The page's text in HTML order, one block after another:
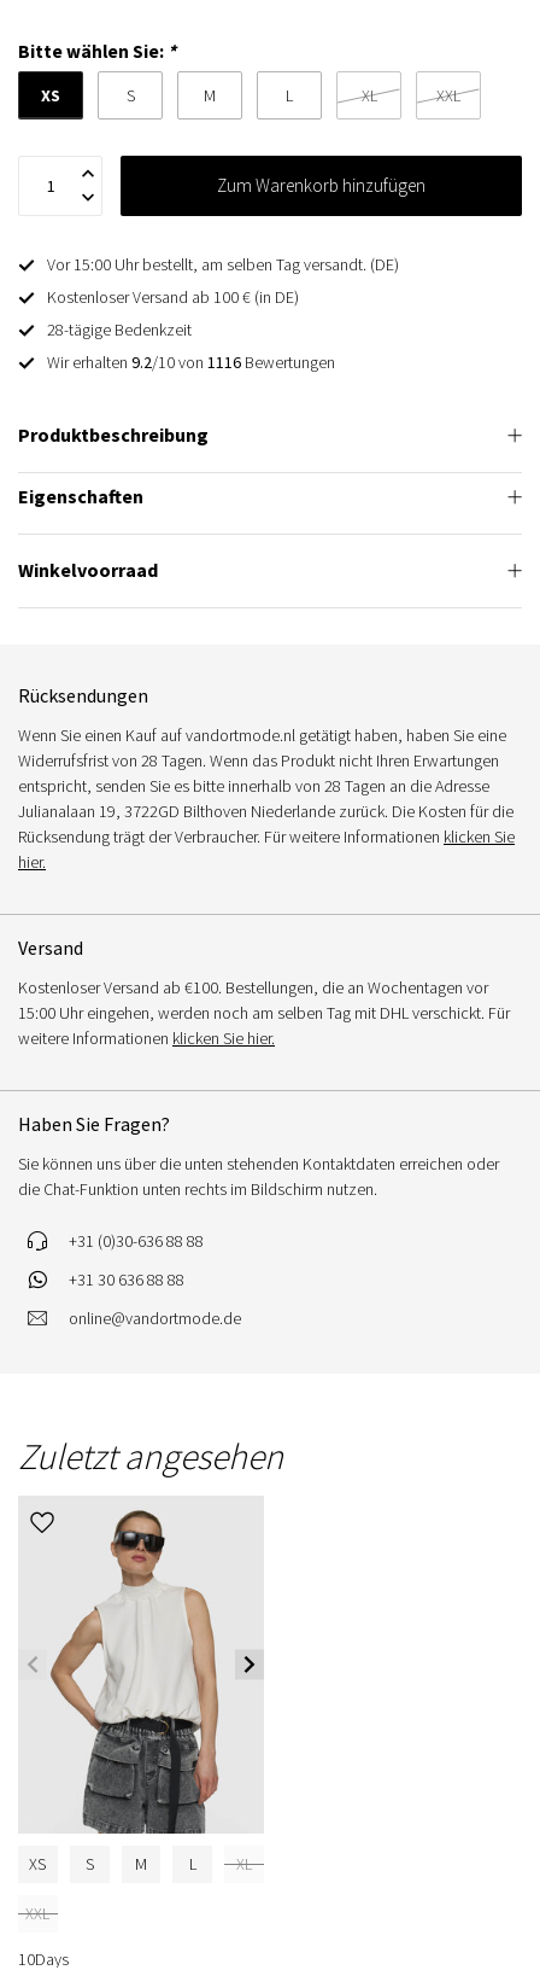
Bitte wählen Sie: *
XS S M L XL XXL
Zum Warenkorb hinzufügen
Vor 15:00 Uhr bestellt, am selben Tag versandt. (DE)
Kostenloser Versand ab 100 € (in DE)
28-tägige Bedenkzeit
Wir erhalten 9.2/10 von 1116 Bewertungen
Produktbeschreibung
Eigenschaften
Winkelvoorraad
Rücksendungen
Wenn Sie einen Kauf auf vandortmode.nl getätigt haben, haben Sie eine
Widerrufsfrist von 28 Tagen. Wenn das Produkt nicht Ihren Erwartungen
entspricht, senden Sie es bitte innerhalb von 28 Tagen an die Adresse
Julianalaan 19, 3722GD Bilthoven Niederlande zurück. Die Kosten für die
Rücksendung trägt der Verbraucher. Für weitere Informationen klicken Sie
hier.
Versand
Kostenloser Versand ab €100. Bestellungen, die an Wochentagen vor
15:00 Uhr eingehen, werden noch am selben Tag mit DHL verschickt. Für
weitere Informationen klicken Sie hier.
Haben Sie Fragen?
Sie können uns über die unten stehenden Kontaktdaten erreichen oder
die Chat-Funktion unten rechts im Bildschirm nutzen.
+31 (0)30-636 88 88
+31 30 636 88 88
online@vandortmode.de
Zuletzt angesehen
XS S M L XL
XXL
10Days